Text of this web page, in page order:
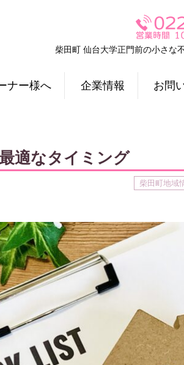
柴田町 仙台大学正門前の小さな
ナー様へ 企業情報 お問
適なタイミング
柴田町地域